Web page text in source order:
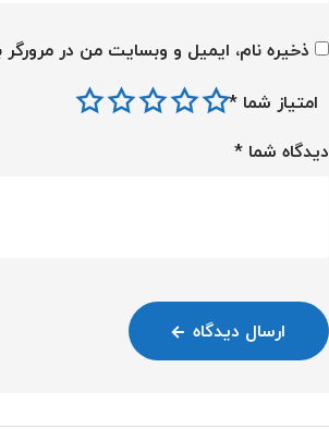
ذخیره نام، ایمیل و وبسایت من در
امتیاز شما *
دیدگاه شما *
ارسال دیدگاه